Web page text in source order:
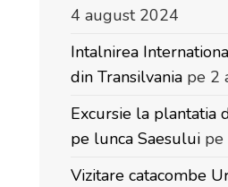
4 august 2024
Intalnirea
din Transilvania pe 2
Excursie la plantatia
pe lunca Saesului
Vizitare catacombe